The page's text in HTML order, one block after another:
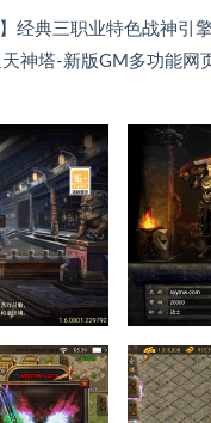
经典三职业特色战神
神塔-新版GM多功能网